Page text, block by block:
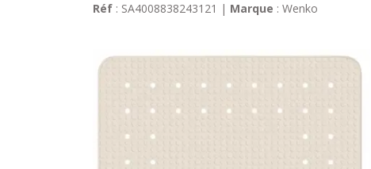
Réf : SA4008838243121 | Marque : Wenko